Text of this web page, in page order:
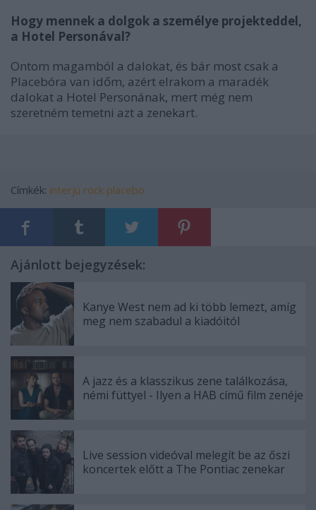
Hogy mennek a dolgok a személye projekteddel,
a Hotel Personával?
Ontom magamból a dalokat, és bár most csak a
Placebóra van időm, azért elrakom a maradék
dalokat a Hotel Personának, mert még nem
szeretném temetni azt a zenekart.
Címkék: interjú rock placebo
Ajánlott bejegyzések:
Kanye West nem ad ki több lemezt, amíg
meg nem szabadul a kiadóitól
A jazz és a klasszikus zene találkozása,
némi füttyel - Ilyen a HAB című film zenéje
Live session videóval melegít be az őszi
koncertek előtt a The Pontiac zenekar